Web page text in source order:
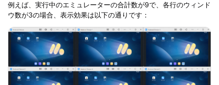
例えば、実行中のエミュレーターの合計数が9で、各行のウィンド
ウ数が3の場合、表示効果は以下の通りです：